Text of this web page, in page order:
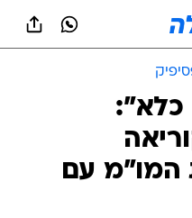
כלא":
המו"מ עם